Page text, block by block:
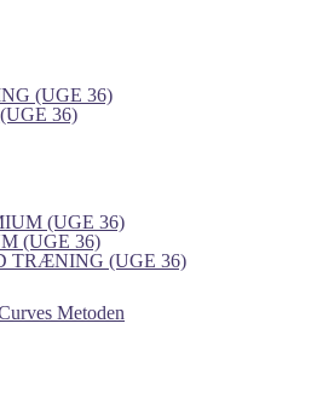
(UGE 36)
36)
(UGE 36)
(UGE 36)
TRÆNING (UGE 36)
Metoden